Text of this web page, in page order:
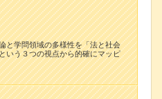
と学問領域の多様性を「法と社会
いう３つの視点から的確にマッピ